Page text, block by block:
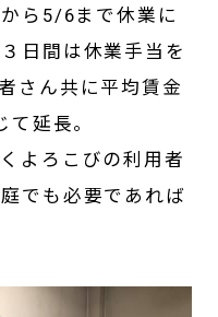
ら5/6まで休業に
日間は休業手当を
さん共に平均賃金
延長。
よろこびの利用者
でも必要であれば